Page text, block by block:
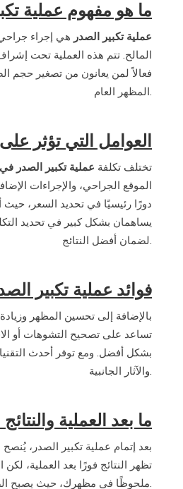
ما هو مفهوم عملية
عملية تكبير الصدر هي إجراء
المالح. تتم هذه العملية تحت
فعالاً لمن يعانون من تصغير حجم
المظهر العام.
العوامل التي تؤثر
تختلف تكلفة عملية تكبير الصدر
الموقع الجراحي، والإجراءات
دورًا رئيسيًا في تحديد السعر، حيث
يساهمان بشكل كبير في تحديد
لضمان أفضل النتائج.
فوائد عملية تكبير
بالإضافة إلى تحسين المظهر
تساعد على تصحيح التشوهات أو
بشكل أفضل. ومع توفر أحدث
والآثار الجانبية.
ما بعد العملية
بعد إتمام عملية تكبير الصدر،
تظهر النتائج فورًا بعد العملية،
ملحوظًا في مظهرك، حيث يصبح الصدر أكثر امتلاءً وتناسقًا، مما يرفع من مستوى رضاك العام عن مظهرك.